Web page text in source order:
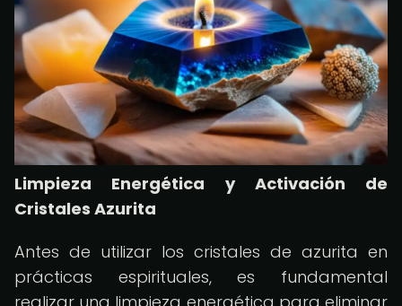
Limpieza Energética y Activación de
Cristales Azurita
Antes de utilizar los cristales de azurita en
prácticas espirituales, es fundamental